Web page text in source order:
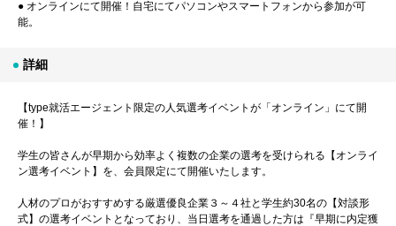
● オンラインにて開催！自宅にてパソコンやスマートフォンから参加が可
能。
詳細
【type就活エージェント限定の人気選考イベントが「オンライン」にて開
催！】
学生の皆さんが早期から効率よく複数の企業の選考を受けられる【オンライ
ン選考イベント】を、会員限定にて開催いたします。
人材のプロがおすすめする厳選優良企業３～４社と学生約30名の【対談形
式】の選考イベントとなっており、当日選考を通過した方は『早期に内定獲